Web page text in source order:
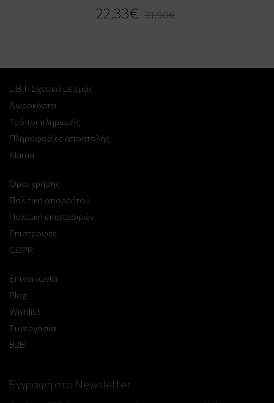
22,33€ 31,90€
L.B.T. Σχετικά με εμάς
Δωροκάρτα
Τρόποι πληρωμής
Πληροφορίες αποστολής
Klarna
Όροι χρήσης
Πολιτική απορρήτου
Πολιτική επιστροφών
Επιστροφές
GDPR
Επικοινωνία
Blog
Wishlist
Συνεργασία
B2B
Εγγραφή στο Newsletter